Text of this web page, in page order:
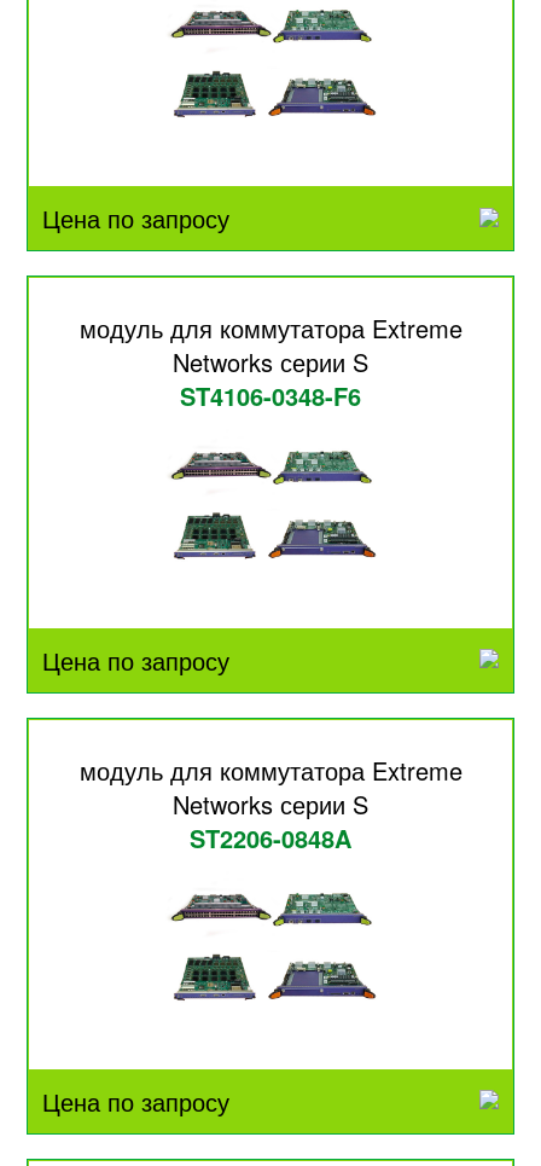
Цена по запросу
модуль для коммутатора Extreme
Networks серии S
ST4106-0348-F6
Цена по запросу
модуль для коммутатора Extreme
Networks серии S
ST2206-0848A
Цена по запросу